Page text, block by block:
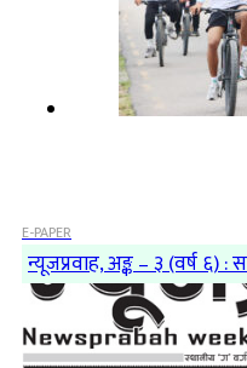
E-PAPER
न्यूजप्रवाह, अङ्क – ३ (वर्ष ६)